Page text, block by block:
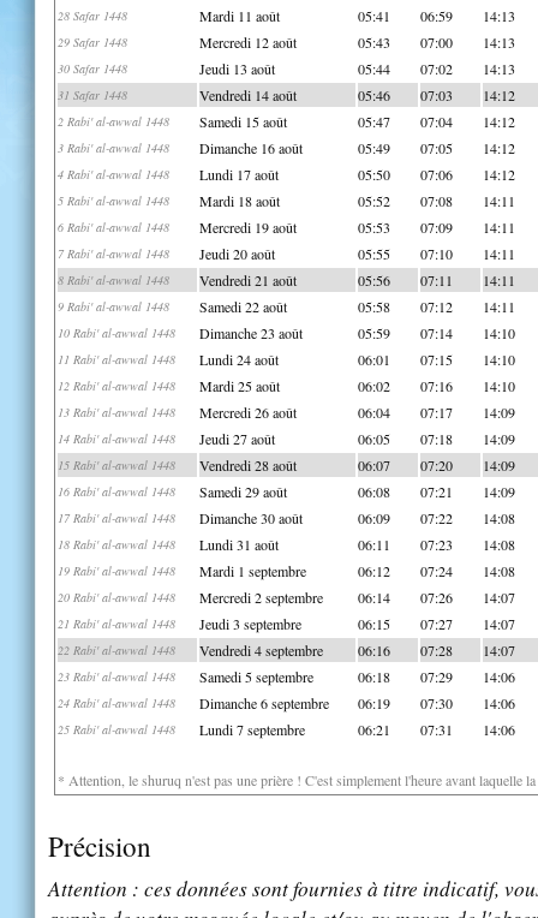
28 Safar 1448 Mardi 11 août 05:41 06:59 14:13
29 Safar 1448 Mercredi 12 août 05:43 07:00 14:13
30 Safar 1448 Jeudi 13 août 05:44 07:02 14:13
31 Safar 1448 Vendredi 14 août 05:46 07:03 14:12
2 Rabi' al-awwal 1448 Samedi 15 août 05:47 07:04 14:12
3 Rabi' al-awwal 1448 Dimanche 16 août 05:49 07:05 14:12
4 Rabi' al-awwal 1448 Lundi 17 août 05:50 07:06 14:12
5 Rabi' al-awwal 1448 Mardi 18 août 05:52 07:08 14:11
6 Rabi' al-awwal 1448 Mercredi 19 août 05:53 07:09 14:11
7 Rabi' al-awwal 1448 Jeudi 20 août 05:55 07:10 14:11
8 Rabi' al-awwal 1448 Vendredi 21 août 05:56 07:11 14:11
9 Rabi' al-awwal 1448 Samedi 22 août 05:58 07:12 14:11
10 Rabi' al-awwal 1448 Dimanche 23 août 05:59 07:14 14:10
11 Rabi' al-awwal 1448 Lundi 24 août 06:01 07:15 14:10
12 Rabi' al-awwal 1448 Mardi 25 août 06:02 07:16 14:10
13 Rabi' al-awwal 1448 Mercredi 26 août 06:04 07:17 14:09
14 Rabi' al-awwal 1448 Jeudi 27 août 06:05 07:18 14:09
15 Rabi' al-awwal 1448 Vendredi 28 août 06:07 07:20 14:09
16 Rabi' al-awwal 1448 Samedi 29 août 06:08 07:21 14:09
17 Rabi' al-awwal 1448 Dimanche 30 août 06:09 07:22 14:08
18 Rabi' al-awwal 1448 Lundi 31 août 06:11 07:23 14:08
19 Rabi' al-awwal 1448 Mardi 1 septembre 06:12 07:24 14:08
20 Rabi' al-awwal 1448 Mercredi 2 septembre 06:14 07:26 14:07
21 Rabi' al-awwal 1448 Jeudi 3 septembre 06:15 07:27 14:07
22 Rabi' al-awwal 1448 Vendredi 4 septembre 06:16 07:28 14:07
23 Rabi' al-awwal 1448 Samedi 5 septembre 06:18 07:29 14:06
24 Rabi' al-awwal 1448 Dimanche 6 septembre 06:19 07:30 14:06
25 Rabi' al-awwal 1448 Lundi 7 septembre 06:21 07:31 14:06
* Attention, le shuruq n'est pas une prière ! C'est simplement l'heure avant laquelle
Précision
Attention : ces données sont fournies à titre indicatif,